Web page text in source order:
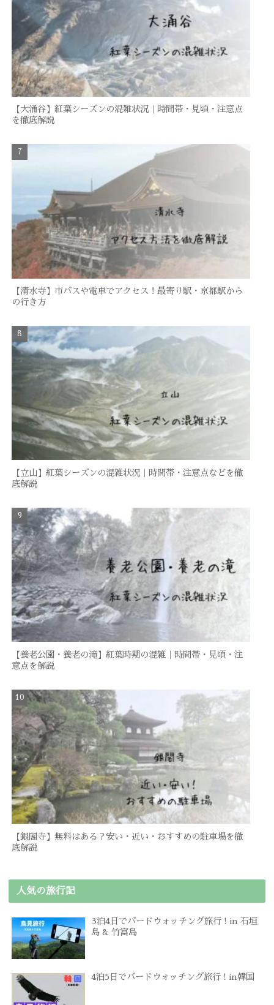
【大涌谷】紅葉シーズンの混雑状況｜時間帯・見頃・注意点
を徹底解説
【清水寺】市バスや電車でアクセス！最寄り駅・京都駅から
の行き方
【立山】紅葉シーズンの混雑状況｜時間帯・注意点などを徹
底解説
【養老公園・養老の滝】紅葉時期の混雑｜時間帯・見頃・注
意点を解説
【銀閣寺】無料はある？安い・近い・おすすめの駐車場を徹
底解説
人気の旅行記
3泊4日でバードウォッチング旅行 ! in 石垣
島 & 竹富島
4泊5日でバードウォッチング旅行 ! in韓国